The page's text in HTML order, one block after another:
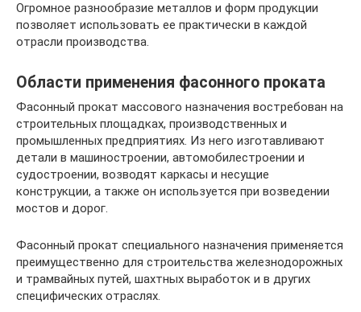
Огромное разнообразие металлов и форм продукции
позволяет использовать ее практически в каждой
отрасли производства.
Области применения фасонного проката
Фасонный прокат массового назначения востребован на
строительных площадках, производственных и
промышленных предприятиях. Из него изготавливают
детали в машиностроении, автомобилестроении и
судостроении, возводят каркасы и несущие
конструкции, а также он используется при возведении
мостов и дорог.
Фасонный прокат специального назначения применяется
преимущественно для строительства железнодорожных
и трамвайных путей, шахтных выработок и в других
специфических отраслях.